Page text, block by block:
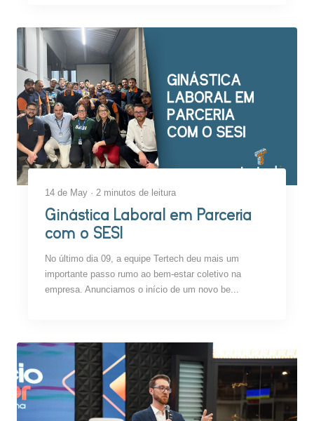
14 de May · 2 minutos de leitura
Ginástica Laboral em Parceria
com o SESI
No último dia 09, a equipe Tertech deu mais um
importante passo rumo ao bem-estar coletivo na
empresa. Anunciamos o início de um novo be...